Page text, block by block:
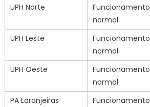
UPH Norte
Funcionamento
normal
UPH Leste
Funcionamento
normal
UPH Oeste
Funcionamento
normal
PA Laranjeiras
Funcionamento